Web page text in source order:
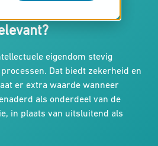
eigendom stevig
Dat biedt zekerheid en
er extra waarde wanneer
als onderdeel van de
in plaats van uitsluitend als